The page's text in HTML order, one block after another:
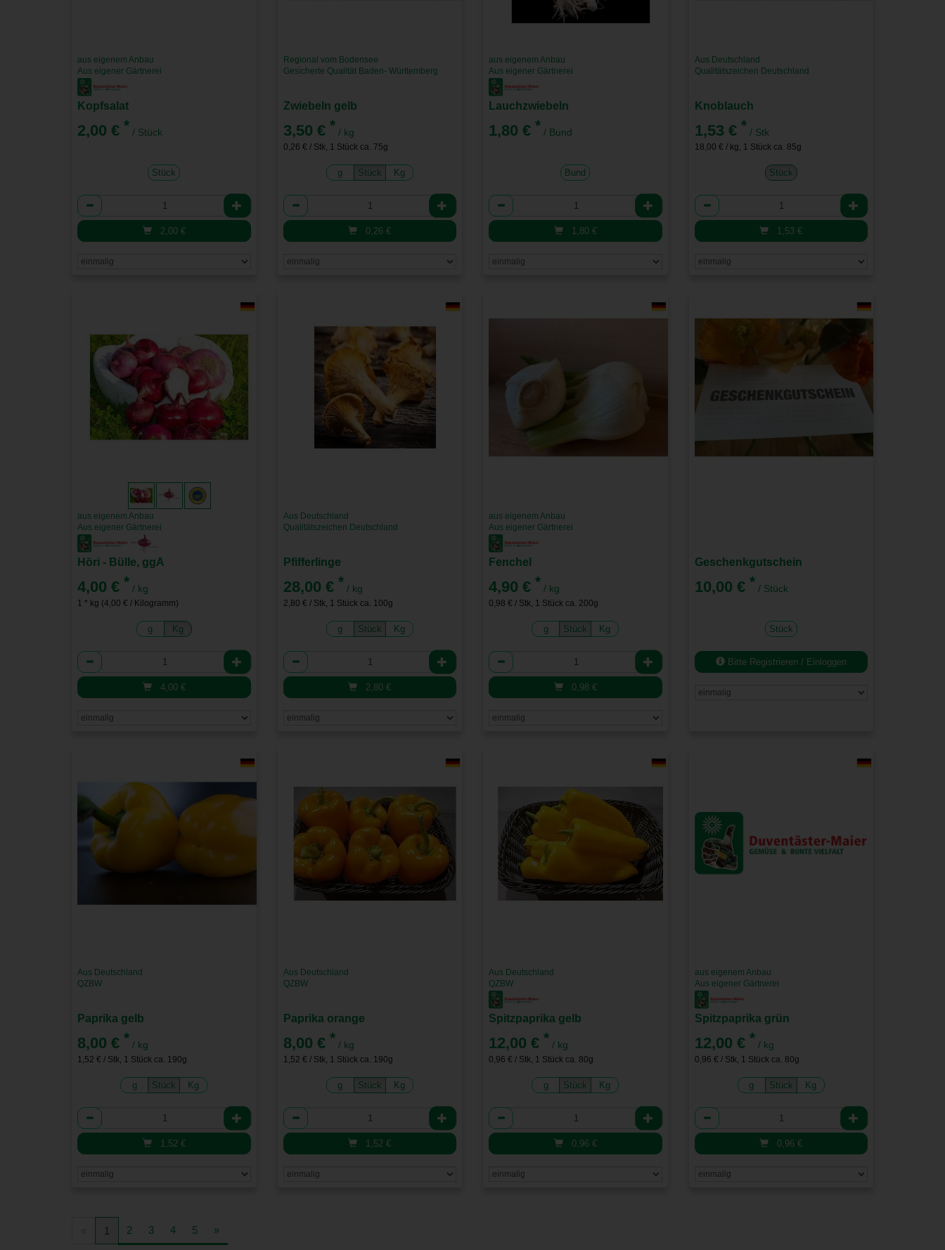
aus eigenem Anbau
Aus eigener Gärtnerei
Kopfsalat
2,00 € * / Stück
Stück
Anzahl
2,00 €
Regional vom Bodensee
Gesicherte Qualität Baden- Württemberg
Zwiebeln gelb
3,50 €* / kg
0,26 € / Stk, 1 Stück ca. 75g
g Stück Kg
Anzahl
0,26€
aus eigenem Anbau
Aus eigener Gärtnerei
Lauchzwiebeln
1,80 € * / Bund
Bund
Anzahl
1,80 €
Aus Deutschland
Qualitätszeichen Deutschland
Knoblauch
1,53 €* / Stk
18,00 € / kg, 1 Stück ca. 85g
Stück
Anzahl
1,53€
aus eigenem Anbau
Aus eigener Gärtnerei
Höri - Bülle, ggA
4,00 € * / kg
1 * kg (4,00 € / Kilogramm)
g Kg
Anzahl
4,00 €
Aus Deutschland
Qualitätszeichen Deutschland
Pfifferlinge
28,00 €* / kg
2,80 € / Stk, 1 Stück ca. 100g
g Stück Kg
Anzahl
2,80€
aus eigenem Anbau
Aus eigener Gärtnerei
Fenchel
4,90 € * / kg
0,98 € / Stk, 1 Stück ca. 200g
g Stück Kg
Anzahl
0,98 €
Geschenkgutschein
10,00 €* / Stück
Stück
Bitte Registrieren / Einloggen
Aus Deutschland
QZBW
Paprika gelb
8,00 € * / kg
1,52 € / Stk, 1 Stück ca. 190g
g Stück Kg
Anzahl
1,52 €
Aus Deutschland
QZBW
Paprika orange
8,00 €* / kg
1,52 € / Stk, 1 Stück ca. 190g
g Stück Kg
Anzahl
1,52€
Aus Deutschland
QZBW
Spitzpaprika gelb
12,00 € * / kg
0,96 € / Stk, 1 Stück ca. 80g
g Stück Kg
Anzahl
0,96 €
aus eigenem Anbau
Aus eigener Gärtnerei
Spitzpaprika grün
12,00 €* / kg
0,96 € / Stk, 1 Stück ca. 80g
g Stück Kg
Anzahl
0,96€
1 2 3 4 5 »